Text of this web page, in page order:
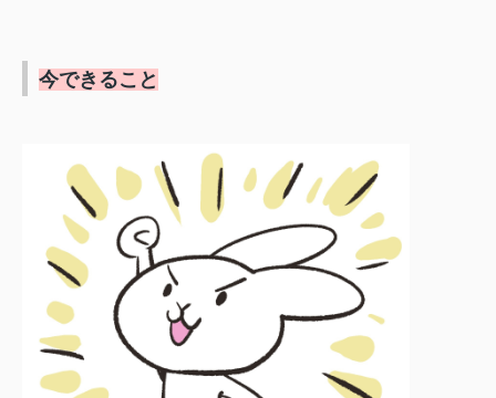
今できること